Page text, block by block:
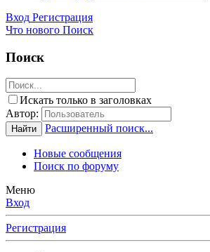
Вход Регистрация
Что нового Поиск
Поиск
Искать только в заголовках
Автор:
Найти Расширенный поиск...
Новые сообщения
Поиск по форуму
Меню
Вход
Регистрация